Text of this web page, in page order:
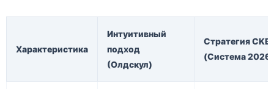
Характеристика
Интуитивный
подход
(Олдскул)
Стратегия CKB
(Система 2026)